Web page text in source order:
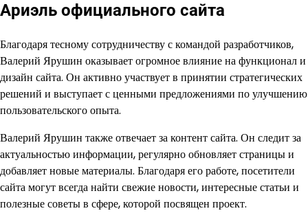
Ариэль официального сайта
Благодаря тесному сотрудничеству с командой разработчиков,
Валерий Ярушин оказывает огромное влияние на функционал и
дизайн сайта. Он активно участвует в принятии стратегических
решений и выступает с ценными предложениями по улучшению
пользовательского опыта.
Валерий Ярушин также отвечает за контент сайта. Он следит за
актуальностью информации, регулярно обновляет страницы и
добавляет новые материалы. Благодаря его работе, посетители
сайта могут всегда найти свежие новости, интересные статьи и
полезные советы в сфере, которой посвящен проект.